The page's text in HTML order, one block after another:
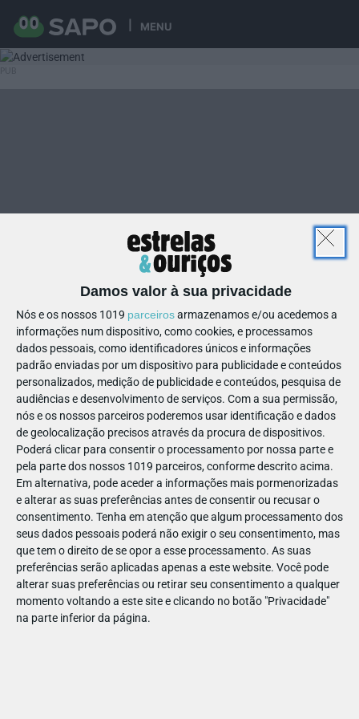
MENU
Damos valor à sua privacidade
Nós e os nossos 1019 parceirosarmazenamos e/ou acedemos a
informações num dispositivo, como cookies, e processamos
dados pessoais, como identificadores únicos e informações
padrão enviadas por um dispositivo para publicidade e conteúdos
personalizados, medição de publicidade e conteúdos, pesquisa de
audiências e desenvolvimento de serviços. Com a sua permissão,
nós e os nossos parceiros poderemos usar identificação e dados
de geolocalização precisos através da procura de dispositivos.
Poderá clicar para consentir o processamento por nossa parte e
pela parte dos nossos 1019 parceiros, conforme descrito acima.
Em alternativa, pode aceder a informações mais pormenorizadas
e alterar as suas preferências antes de consentir ou recusar o
consentimento. Tenha em atenção que algum processamento dos
seus dados pessoais poderá não exigir o seu consentimento, mas
que tem o direito de se opor a esse processamento. As suas
preferências serão aplicadas apenas a este website. Você pode
alterar suas preferências ou retirar seu consentimento a qualquer
momento voltando a este site e clicando no botão "Privacidade"
na parte inferior da página.
17
469641035652033